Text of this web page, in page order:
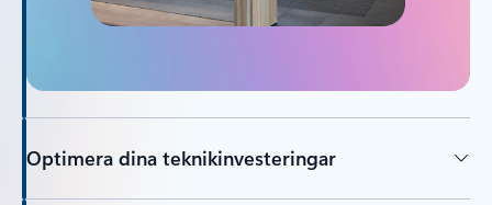
Optimera dina teknikinvesteringar